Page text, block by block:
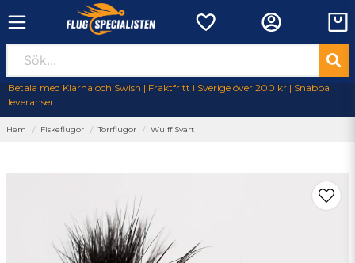
Betala med Klarna och Swish | Fraktfritt i Sverige över 200 kr | Snabba
leveranser
Hem Fiskeflugor Torrflugor Wulff Svart